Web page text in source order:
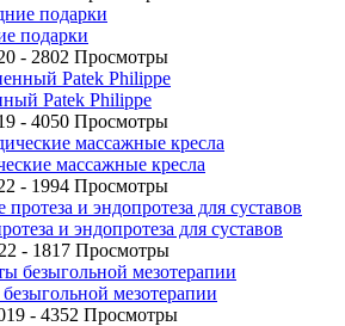
подарки
- 2802 Просмотры
Patek Philippe
- 4050 Просмотры
массажные кресла
- 1994 Просмотры
и эндопротеза для суставов
- 1817 Просмотры
мезотерапии
- 4352 Просмотры